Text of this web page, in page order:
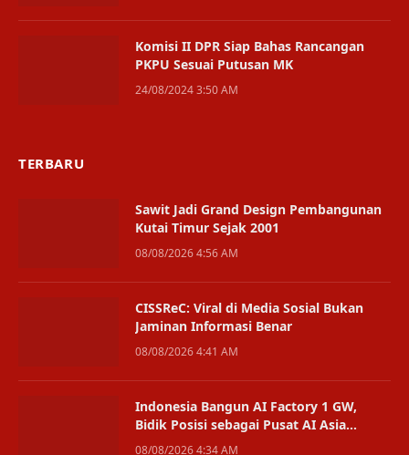
Komisi II DPR Siap Bahas Rancangan
PKPU Sesuai Putusan MK
24/08/2024 3:50 AM
TERBARU
Sawit Jadi Grand Design Pembangunan
Kutai Timur Sejak 2001
08/08/2026 4:56 AM
CISSReC: Viral di Media Sosial Bukan
Jaminan Informasi Benar
08/08/2026 4:41 AM
Indonesia Bangun AI Factory 1 GW,
Bidik Posisi sebagai Pusat AI Asia
Tenggara
08/08/2026 4:34 AM